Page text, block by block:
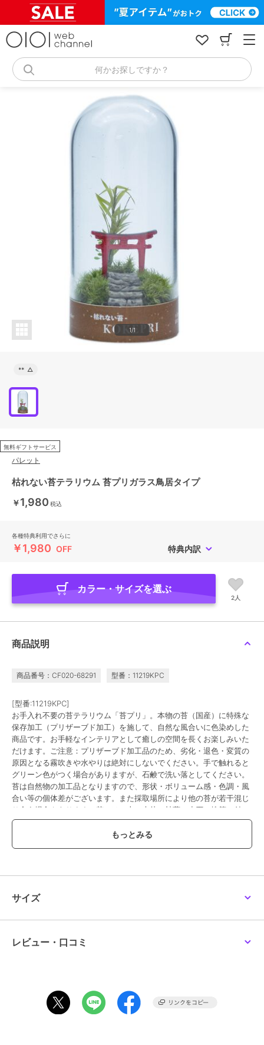
何かお探しですか？
1/1
** △
無料ギフトサービス
パレット
枯れない苔テラリウム 苔プリガラス鳥居タイプ
￥1,980 税込
各種特典利用でさらに
￥1,980 OFF 特典内訳
カラー・サイズを選ぶ
2人
商品説明
商品番号：CF020-68291 型番：11219KPC
[型番:11219KPC]
お手入れ不要の苔テラリウム「苔プリ」。本物の苔（国産）に特殊な
保存加工（プリザーブド加工）を施して、自然な風合いに色染めした
商品です。お手軽なインテリアとして癒しの空間を長くお楽しみいた
だけます。ご注意：プリザーブド加工品のため、劣化・退色・変質の
原因となる霧吹きや水やりは絶対にしないでください。手で触れると
グリーン色がつく場合がありますが、石鹸で洗い落としてください。
苔は自然物の加工品となりますので、形状・ボリューム感・色調・風
合い等の個体差がございます。また採取場所により他の苔が若干混じ
り合う場合もあります。苔には、土・木片・枯葉・小石・埃等の付
着・混入がございます。染料が表面から滲む場合があります。衣類・
家具・壁紙等に色移りする恐れがありますので、ご使用の際には充分
ご注意下さい。自然物の加工品となりますので、苔本来のにおいが若
>>無料ギフトサービスについての詳細はこちら
ショップ
**
**
サイズ
レビュー・口コミ